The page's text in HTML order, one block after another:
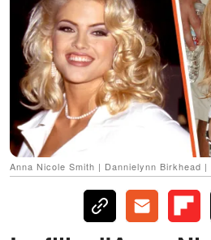
Anna Nicole Smith | Dannielynn Birkhead